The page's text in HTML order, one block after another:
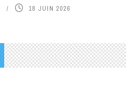
18 JUIN 2026